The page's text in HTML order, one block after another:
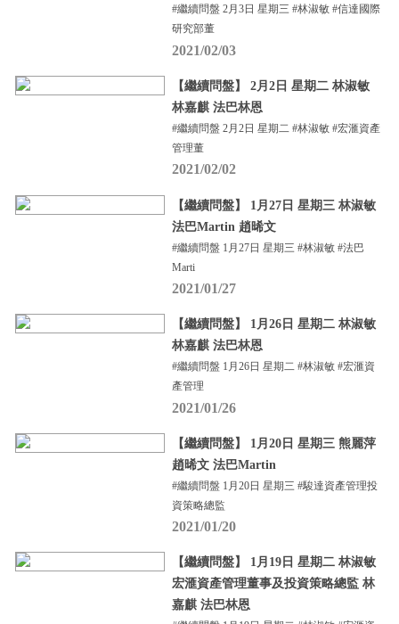
#繼續問盤 2月3日 星期三 #林淑敏 #信達國際
研究部董
2021/02/03
【繼續問盤】 2月2日 星期二 林淑敏
林嘉麒 法巴林恩
#繼續問盤 2月2日 星期二 #林淑敏 #宏滙資產
管理董
2021/02/02
【繼續問盤】 1月27日 星期三 林淑敏
法巴Martin 趙晞文
#繼續問盤 1月27日 星期三 #林淑敏 #法巴
Marti
2021/01/27
【繼續問盤】 1月26日 星期二 林淑敏
林嘉麒 法巴林恩
#繼續問盤 1月26日 星期二 #林淑敏 #宏滙資
產管理
2021/01/26
【繼續問盤】 1月20日 星期三 熊麗萍
趙晞文 法巴Martin
#繼續問盤 1月20日 星期三 #駿達資產管理投
資策略總監
2021/01/20
【繼續問盤】 1月19日 星期二 林淑敏
宏滙資產管理董事及投資策略總監 林
嘉麒 法巴林恩